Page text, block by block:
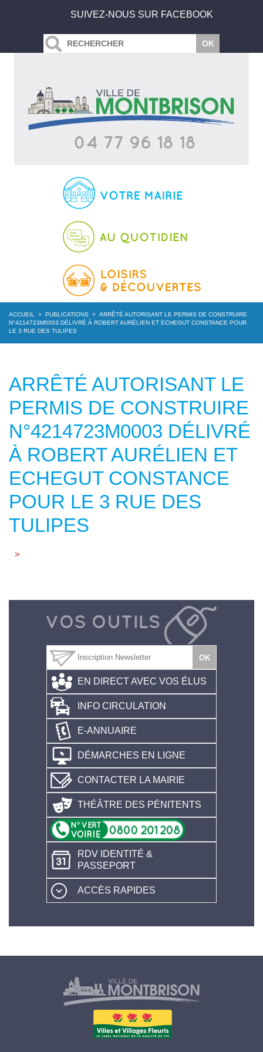
SUIVEZ-NOUS SUR FACEBOOK
ACCUEIL > PUBLICATIONS > ARRÊTÉ AUTORISANT LE PERMIS DE CONSTRUIRE
N°4214723M0003 DÉLIVRÉ À ROBERT AURÉLIEN ET ECHEGUT CONSTANCE POUR
LE 3 RUE DES TULIPES
ARRÊTÉ AUTORISANT LE
PERMIS DE CONSTRUIRE
N°4214723M0003 DÉLIVRÉ
À ROBERT AURÉLIEN ET
ECHEGUT CONSTANCE
POUR LE 3 RUE DES
TULIPES
>
EN DIRECT AVEC VOS ÉLUS
INFO CIRCULATION
E-ANNUAIRE
DÉMARCHES EN LIGNE
CONTACTER LA MAIRIE
THÉÂTRE DES PÉNITENTS
RDV IDENTITÉ &
PASSEPORT
ACCÈS RAPIDES